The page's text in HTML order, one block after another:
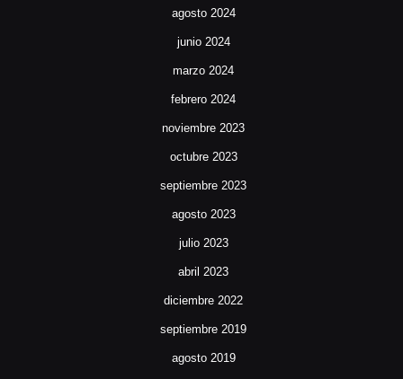
agosto 2024
junio 2024
marzo 2024
febrero 2024
noviembre 2023
octubre 2023
septiembre 2023
agosto 2023
julio 2023
abril 2023
diciembre 2022
septiembre 2019
agosto 2019